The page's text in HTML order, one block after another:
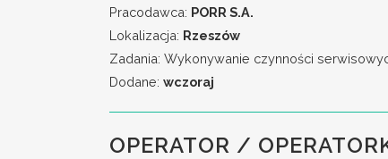
Pracodawca: PORR S.A.
Lokalizacja: Rzeszów
Zadania: Wykonywanie czynności
Dodane: wczoraj
OPERATOR /